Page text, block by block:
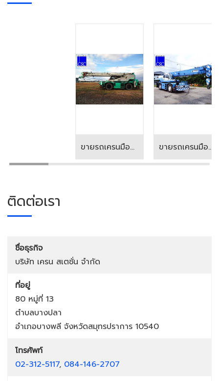
ขายรถเครนมือสอง ราคาดี ขายรถเครนมือสอง
ติดต่อเรา
ชื่อธุรกิจ
บริษัท เครน สเตชั่น จำกัด
ที่อยู่
80 หมู่ที่ 13
ตำบลบางปลา
อำเภอบางพลี จังหวัดสมุทรปราการ 10540
โทรศัพท์
02-312-5117, 084-146-2707